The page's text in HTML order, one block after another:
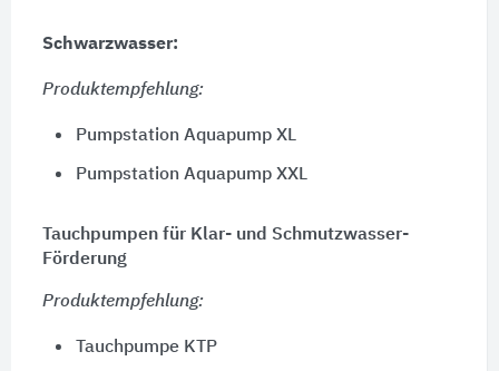
Schwarzwasser:
Produktempfehlung:
Pumpstation Aquapump XL
Pumpstation Aquapump XXL
Tauchpumpen für Klar- und Schmutzwasser-
Förderung
Produktempfehlung:
Tauchpumpe KTP